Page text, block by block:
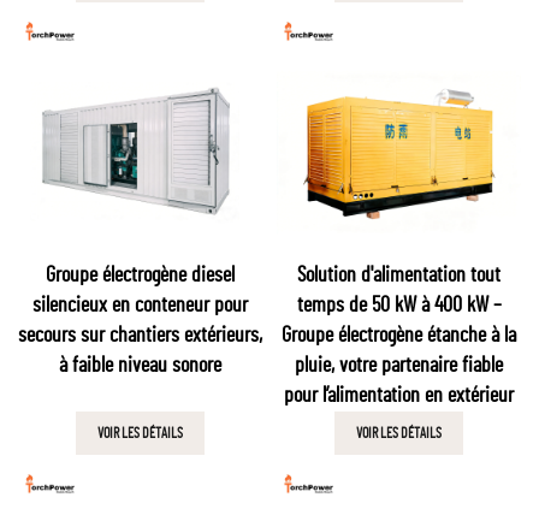
Groupe électrogène diesel
silencieux en conteneur pour
secours sur chantiers extérieurs,
à faible niveau sonore
VOIR LES DÉTAILS
Solution d'alimentation tout
temps de 50 kW à 400 kW –
Groupe électrogène étanche à la
pluie, votre partenaire fiable
pour l’alimentation en extérieur
VOIR LES DÉTAILS